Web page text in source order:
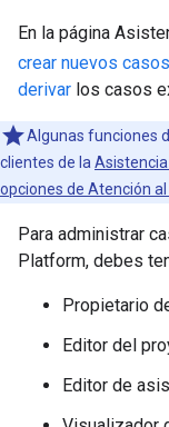
En la página
crear nuevos
derivar los casos
Algunas funciones
clientes de la
opciones de Atención
Para administrar
Platform, debes
Propietario
Editor del
Editor de